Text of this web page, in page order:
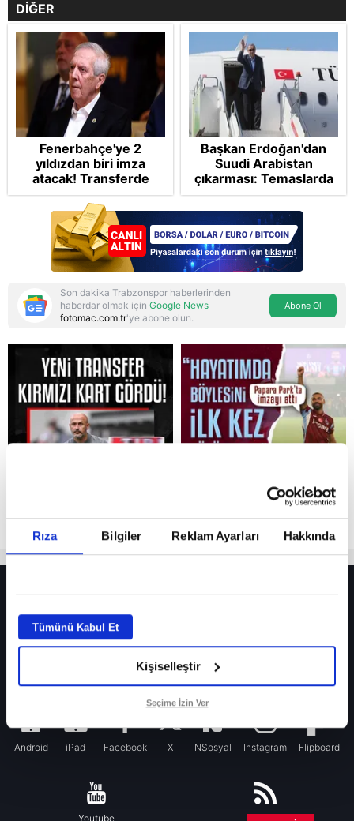
Rıza Bilgiler Reklam Ayarları Hakkında
Tümünü Kabul Et
Kişiselleştir
Seçime İzin Ver
Reddet
DİĞER
Fenerbahçe'ye 2
yıldızdan biri imza
atacak! Transferde
golcü harekatı...
Başkan Erdoğan'dan
Suudi Arabistan
çıkarması: Temaslarda
bulunacak
Son dakika Trabzonspor haberlerinden
haberdar olmak için Google News
fotomac.com.tr'ye abone olun.
Abone Ol
Fenerbahçe’de sürpriz ayrılık ihtimali! Devre arasında gelmişti
Fenerbahçe’nin yeni transferi Mason Greenwood için olay sözler!
Galatasaray’da rota yeniden Thiago Almada!
Android iPad Facebook X NSosyal Instagram Flipboard
Youtube